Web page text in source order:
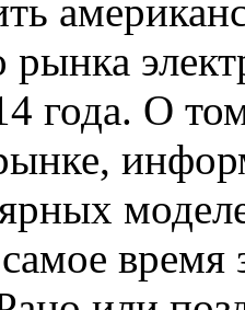
рынка
года. О
время